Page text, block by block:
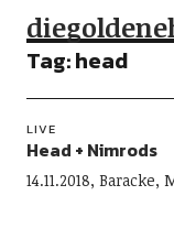
Tag:head
LIVE
Head + Nimrods
14.11.2018, Baracke,